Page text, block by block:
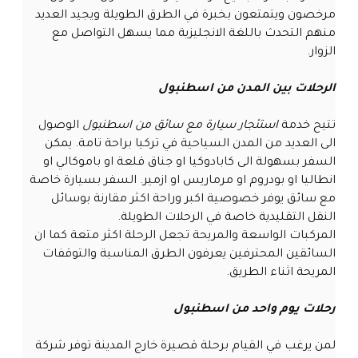
مرخصون ويتمتعون بخبرة في الطرق الطويلة ويجيد العديد
منهم التحدث باللغة الانجليزية مما يسهل التواصل مع
الزوار.
الرحلات بين المدن من اسطنبول
تتيح خدمةاستئجار سيارة مع سائق من اسطنبول الوصول
الى العديد من المدن السياحية في تركيا براحة تامة. يمكن
السفر بسهولة الى كابادوكيا او جناق قلعة او باموكالي او
انطاليا او بودروم او مرماريس او ازمير. السفر بسيارة خاصة
مع سائق يوفر خصوصية اكبر وراحة اكثر مقارنة بوسائل
النقل التقليدية خاصة في الرحلات الطويلة.
المركبات الواسعة والمريحة تجعل الرحلة اكثر متعة كما ان
السائقين المحترفين يعرفون الطرق المناسبة والتوقفات
المريحة اثناء الطريق.
رحلات يوم واحد من اسطنبول
لمن يرغب في القيام برحلة قصيرة خارج المدينة توفر شركة